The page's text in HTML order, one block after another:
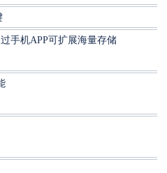
手机APP可扩展海量存储